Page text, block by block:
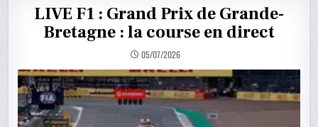
LIVE F1 : Grand Prix de Grande-
Bretagne : la course en direct
05/07/2026